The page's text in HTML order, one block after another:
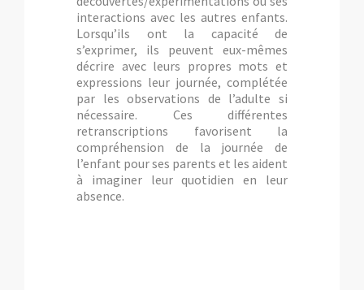
interactions avec les autres enfants.
Lorsqu’ils ont la capacité de
s’exprimer, ils peuvent eux-mêmes
décrire avec leurs propres mots et
expressions leur journée, complétée
par les observations de l’adulte si
nécessaire. Ces différentes
retranscriptions favorisent la
compréhension de la journée de
l’enfant pour ses parents et les aident
à imaginer leur quotidien en leur
absence.